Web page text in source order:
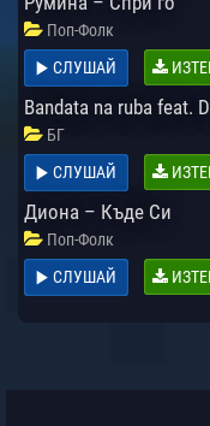
Поп-Фолк
СЛУШАЙ
Bandata na ruba feat.
БГ
СЛУШАЙ
Диона – Къде Си
Поп-Фолк
СЛУШАЙ